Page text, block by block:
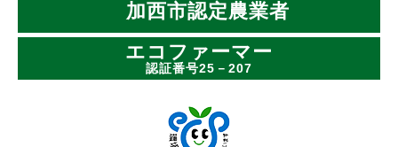
加西市認定農業者
エコファーマー
認証番号25－207